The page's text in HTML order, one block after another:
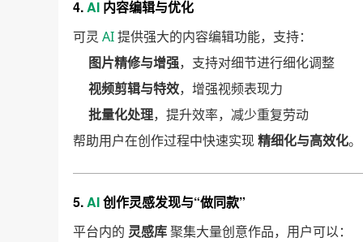
4.AI 内容编辑与优化
可灵 AI提供强大的内容编辑功能，支持：
图片精修与增强，支持对细节进行细化调整
视频剪辑与特效，增强视频表现力
批量化处理，提升效率，减少重复劳动
帮助用户在创作过程中快速实现精细化与高效化。
5.AI创作灵感发现与“做同款”
平台内的 灵感库聚集大量创意作品，用户可以：